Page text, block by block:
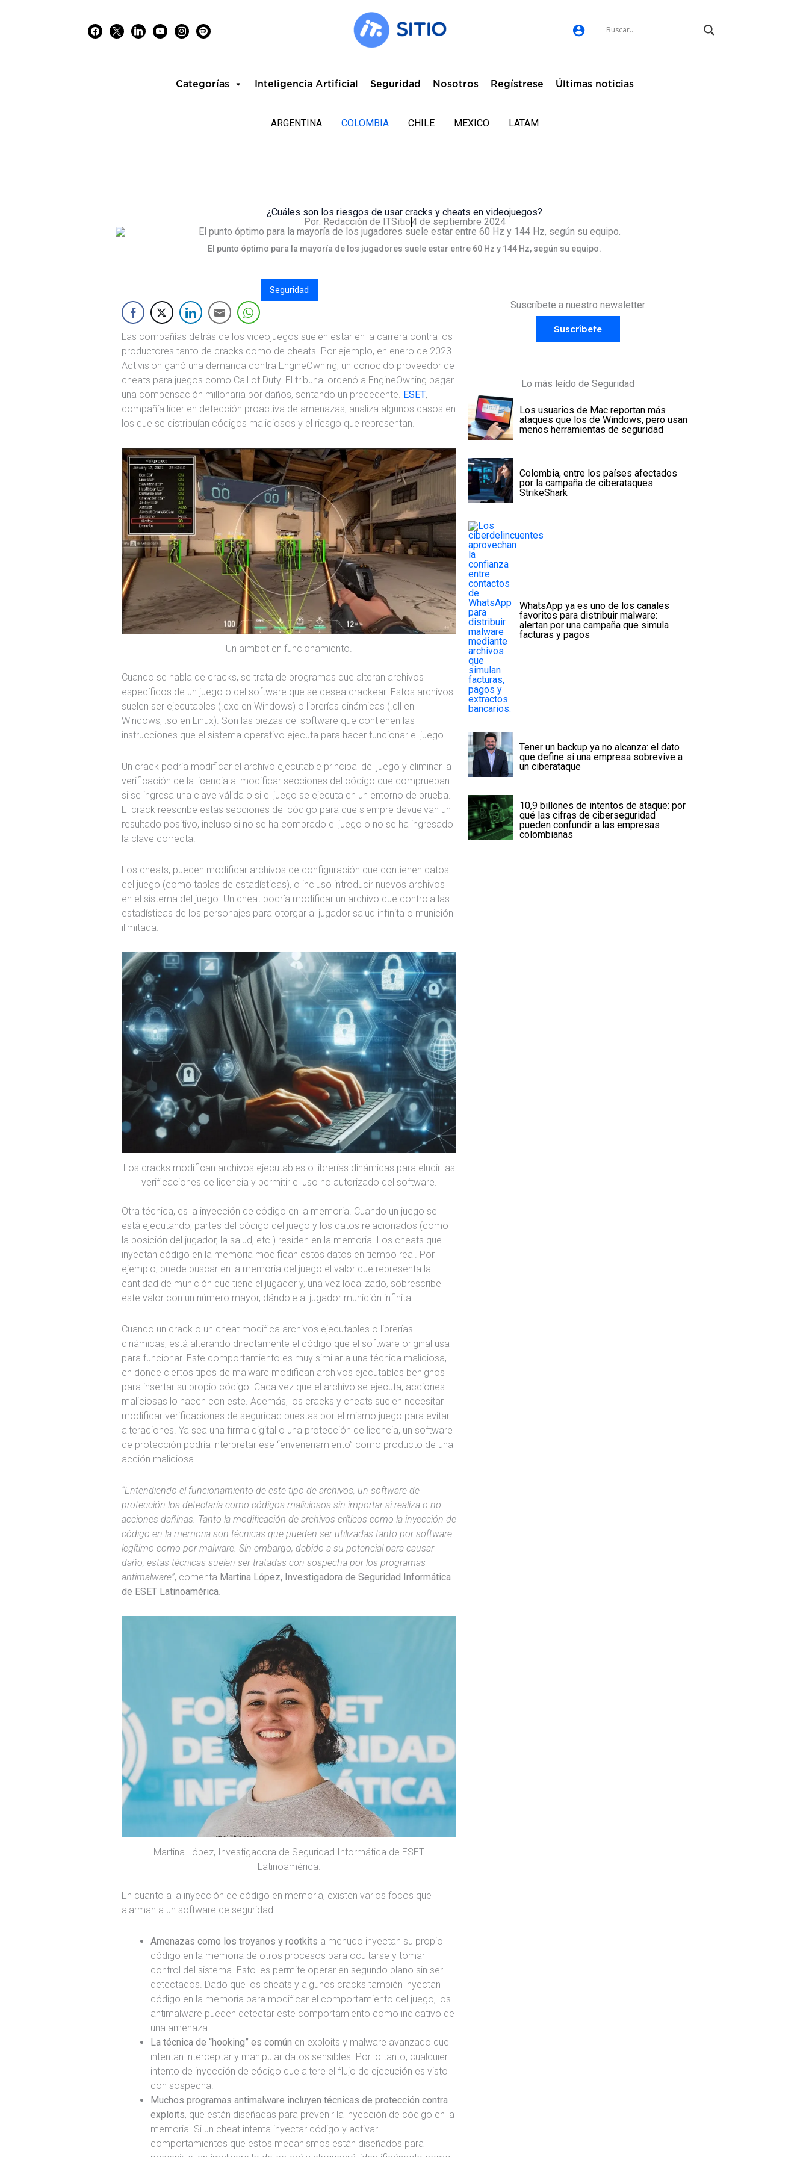
Categorías Inteligencia Artificial Seguridad Nosotros Regístrese Últimas noticias
ARGENTINA COLOMBIA CHILE MEXICO LATAM
¿Cuáles son los riesgos de usar cracks y cheats en videojuegos?
Por: Redacción de ITSitio4 de septiembre 2024
El punto óptimo para la mayoría de los jugadores suele estar entre 60 Hz y 144 Hz, según su equipo.
Seguridad
Las compañías detrás de los videojuegos suelen estar en la carrera contra los
productores tanto de cracks como de cheats. Por ejemplo, en enero de 2023
Activision ganó una demanda contra EngineOwning, un conocido proveedor de
cheats para juegos como Call of Duty. El tribunal ordenó a EngineOwning pagar
una compensación millonaria por daños, sentando un precedente. ESET,
compañía líder en detección proactiva de amenazas, analiza algunos casos en
los que se distribuían códigos maliciosos y el riesgo que representan.
Un aimbot en funcionamiento.
Cuando se habla de cracks, se trata de programas que alteran archivos
específicos de un juego o del software que se desea crackear. Estos archivos
suelen ser ejecutables (.exe en Windows) o librerías dinámicas (.dll en
Windows, .so en Linux). Son las piezas del software que contienen las
instrucciones que el sistema operativo ejecuta para hacer funcionar el juego.
Un crack podría modificar el archivo ejecutable principal del juego y eliminar la
verificación de la licencia al modificar secciones del código que comprueban
si se ingresa una clave válida o si el juego se ejecuta en un entorno de prueba.
El crack reescribe estas secciones del código para que siempre devuelvan un
resultado positivo, incluso si no se ha comprado el juego o no se ha ingresado
la clave correcta.
Los cheats, pueden modificar archivos de configuración que contienen datos
del juego (como tablas de estadísticas), o incluso introducir nuevos archivos
en el sistema del juego. Un cheat podría modificar un archivo que controla las
estadísticas de los personajes para otorgar al jugador salud infinita o munición
ilimitada.
Los cracks modifican archivos ejecutables o librerías dinámicas para eludir las
verificaciones de licencia y permitir el uso no autorizado del software.
Otra técnica, es la inyección de código en la memoria. Cuando un juego se
está ejecutando, partes del código del juego y los datos relacionados (como
la posición del jugador, la salud, etc.) residen en la memoria. Los cheats que
inyectan código en la memoria modifican estos datos en tiempo real. Por
ejemplo, puede buscar en la memoria del juego el valor que representa la
cantidad de munición que tiene el jugador y, una vez localizado, sobrescribe
este valor con un número mayor, dándole al jugador munición infinita.
Cuando un crack o un cheat modifica archivos ejecutables o librerías
dinámicas, está alterando directamente el código que el software original usa
para funcionar. Este comportamiento es muy similar a una técnica maliciosa,
en donde ciertos tipos de malware modifican archivos ejecutables benignos
para insertar su propio código. Cada vez que el archivo se ejecuta, acciones
maliciosas lo hacen con este. Además, los cracks y cheats suelen necesitar
modificar verificaciones de seguridad puestas por el mismo juego para evitar
alteraciones. Ya sea una firma digital o una protección de licencia, un software
de protección podría interpretar ese “envenenamiento” como producto de una
acción maliciosa.
“Entendiendo el funcionamiento de este tipo de archivos, un software de
protección los detectaría como códigos maliciosos sin importar si realiza o no
acciones dañinas. Tanto la modificación de archivos críticos como la inyección de
código en la memoria son técnicas que pueden ser utilizadas tanto por software
legítimo como por malware. Sin embargo, debido a su potencial para causar
daño, estas técnicas suelen ser tratadas con sospecha por los programas
antimalware”, comenta Martina López, Investigadora de Seguridad Informática
de ESET Latinoamérica
Martina López, Investigadora de Seguridad Informática de ESET
Latinoamérica.
En cuanto a la inyección de código en memoria, existen varios focos que
alarman a un software de seguridad:
Amenazas como los troyanos y rootkits a menudo inyectan su propio
código en la memoria de otros procesos para ocultarse y tomar
control del sistema. Esto les permite operar en segundo plano sin ser
detectados. Dado que los cheats y algunos cracks también inyectan
código en la memoria para modificar el comportamiento del juego, los
antimalware pueden detectar este comportamiento como indicativo de
una amenaza.
La técnica de “hooking” es común en exploits y malware avanzado que
intentan interceptar y manipular datos sensibles. Por lo tanto, cualquier
intento de inyección de código que altere el flujo de ejecución es visto
con sospecha.
Muchos programas antimalware incluyen técnicas de protección contra
exploits, que están diseñadas para prevenir la inyección de código en la
memoria. Si un cheat intenta inyectar código y activar
comportamientos que estos mecanismos están diseñados para
Suscríbete a nuestro newsletter
Suscríbete
Lo más leído de Seguridad
Los usuarios de Mac reportan más
ataques que los de Windows, pero usan
menos herramientas de seguridad
Colombia, entre los países afectados
por la campaña de ciberataques
StrikeShark
WhatsApp ya es uno de los canales
favoritos para distribuir malware:
alertan por una campaña que simula
facturas y pagos
Tener un backup ya no alcanza: el dato
que define si una empresa sobrevive a
un ciberataque
10,9 billones de intentos de ataque: por
qué las cifras de ciberseguridad
pueden confundir a las empresas
colombianas